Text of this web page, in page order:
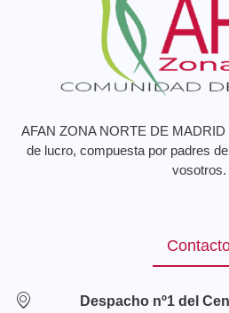
AFAN ZONA NORTE DE
de lucro, compuesta por padres
vosotros.
Despacho nº1 del